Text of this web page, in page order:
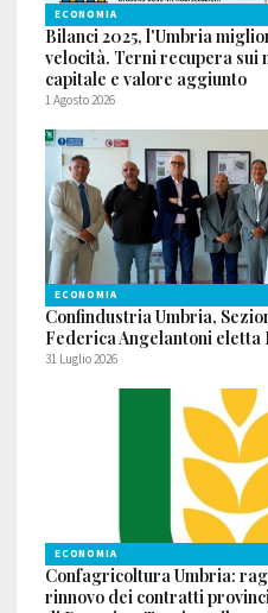
ECONOMIA
Bilanci 2025, l'Umbria
velocità. Terni recupera sui
capitale e valore aggiunto
1 Agosto 2026
ECONOMIA
Confindustria Umbria,
Federica Angelantoni eletta
31 Luglio 2026
ECONOMIA
Confagricoltura Umbria:
rinnovo dei contratti